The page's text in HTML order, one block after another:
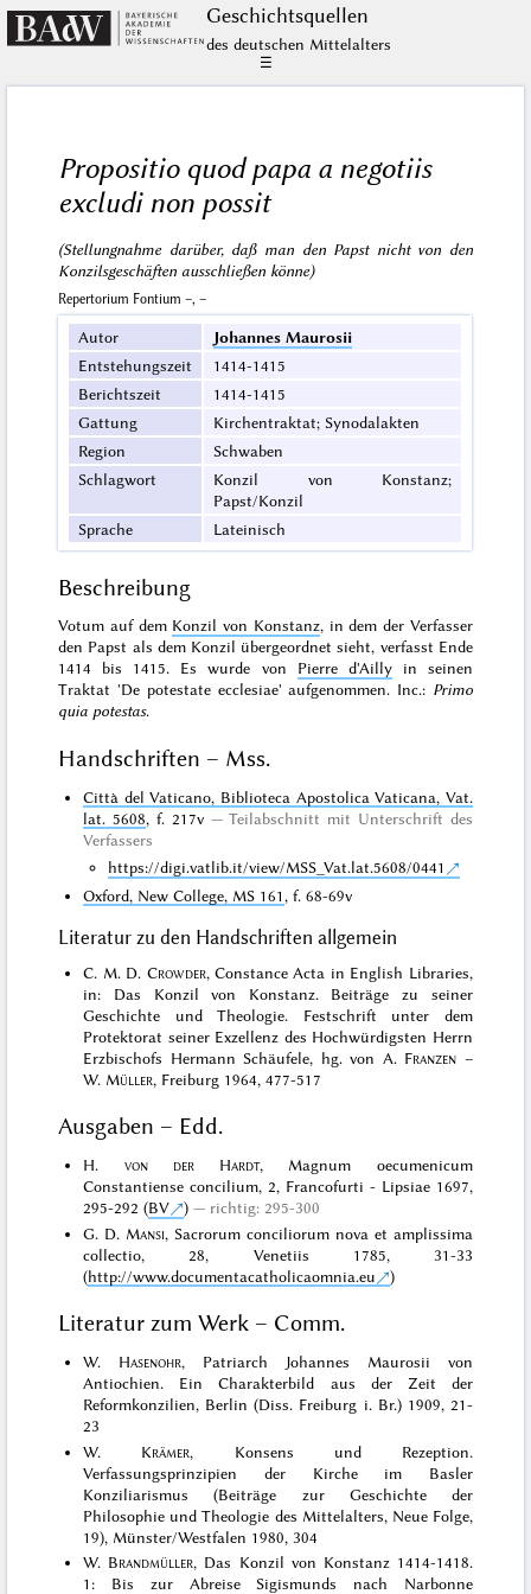
Geschichts­quellen
des deutschen Mittelalters
☰
Propositio quod papa a negotiis
excludi non possit
(Stellungnahme darüber, daß man den Papst nicht von den
Konzilsgeschäften ausschließen könne)
Repertorium Fontium –, –
Autor
Johannes Maurosii
Entstehungszeit
1414-1415
Berichtszeit
1414-1415
Gattung
Kirchentraktat; Synodalakten
Region
Schwaben
Schlagwort
Konzil von Konstanz;
Papst/Konzil
Sprache
Lateinisch
Beschreibung
Votum auf dem Konzil von Konstanz, in dem der Verfasser
den Papst als dem Konzil übergeordnet sieht, verfasst Ende
1414 bis 1415. Es wurde von Pierre d'Aillyin seinen
Traktat 'De potestate ecclesiae' aufgenommen. Inc.: Primo
quia potestas.
Handschriften – Mss.
Città del Vaticano, Biblioteca Apostolica Vaticana, Vat.
lat. 5608, f. 217v Teilabschnitt mit Unterschrift des
Verfassers
https://digi.vatlib.it/view/MSS_Vat.lat.5608/0441
Oxford, New College, MS 161 , f. 68-69v
Literatur zu den Handschriften allgemein
C. M. D. Crowder, Constance Acta in English Libraries,
in: Das Konzil von Konstanz. Beiträge zu seiner
Geschichte und Theologie. Festschrift unter dem
Protektorat seiner Exzellenz des Hochwürdigsten Herrn
Erzbischofs Hermann Schäufele, hg. von A. Franzen –
W. Müller, Freiburg 1964, 477-517
Ausgaben – Edd.
H. von der Hardt, Magnum oecumenicum
Constantiense concilium, 2, Francofurti - Lipsiae 1697,
295-292 (BV )
richtig: 295-300
G. D. Mansi, Sacrorum conciliorum nova et amplissima
collectio, 28, Venetiis 1785, 31-33
(http://www.documentacatholicaomnia.eu )
Literatur zum Werk – Comm.
W. Hasenohr, Patriarch Johannes Maurosii von
Antiochien. Ein Charakterbild aus der Zeit der
Reformkonzilien, Berlin (Diss. Freiburg i. Br.) 1909, 21-
23
W. Krämer, Konsens und Rezeption.
Verfassungsprinzipien der Kirche im Basler
Konziliarismus (Beiträge zur Geschichte der
Philosophie und Theologie des Mittelalters, Neue Folge,
19), Münster/Westfalen 1980, 304
W. Brandmüller, Das Konzil von Konstanz 1414-1418.
1: Bis zur Abreise Sigismunds nach Narbonne